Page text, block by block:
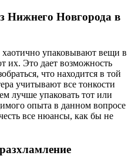
Нижнего Новгорода в
упаковывают вещи в
их. Это дает возможность
что находится в той
учитывают все тонкости
лучше упаковать тот или
опыта в данном вопросе
все нюансы, как бы не